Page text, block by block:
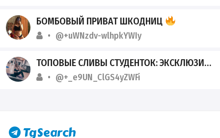
БОМБОВЫЙ ПРИВАТ ШКОДНИЦ
@+uWNzdv-wlhpkYWIy
ТОПОВЫЕ СЛИВЫ СТУДЕНТОК: ЭКСКЛЮЗИВ ИЗ ТГК-АРХИВОВ
@+_e9UN_ClGS4yZWFi